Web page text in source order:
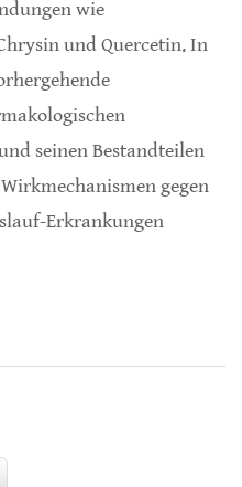
wie
und Quercetin. In
seinen Bestandteilen
gegen
Erkrankungen